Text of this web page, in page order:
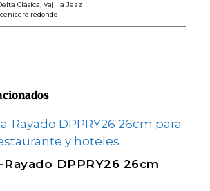
Clásica Vajilla Jazz
cenicero redondo
DPPRY26 26cm